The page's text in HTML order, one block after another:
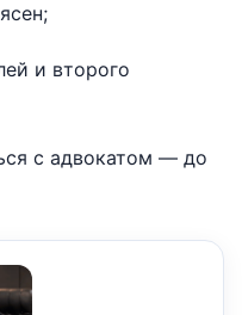
и второго
с адвокатом — до